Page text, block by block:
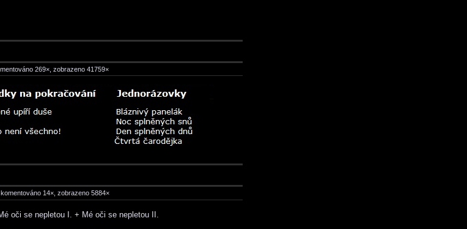
269×, zobrazeno 41759×
, komentováno 14×, zobrazeno 5884×
oči se nepletou I. + Mé oči se nepletou II.